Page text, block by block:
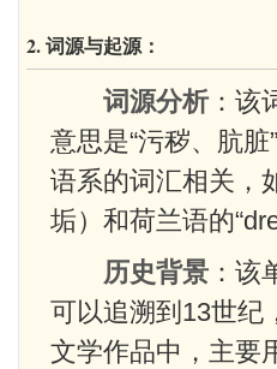
2. 词源与起源：
词源分析：该
意思是“污秽、肮
语系的词汇相关，
垢）和荷兰语的
历史背景 ：该
可以追溯到13世纪
文学作品中，主要